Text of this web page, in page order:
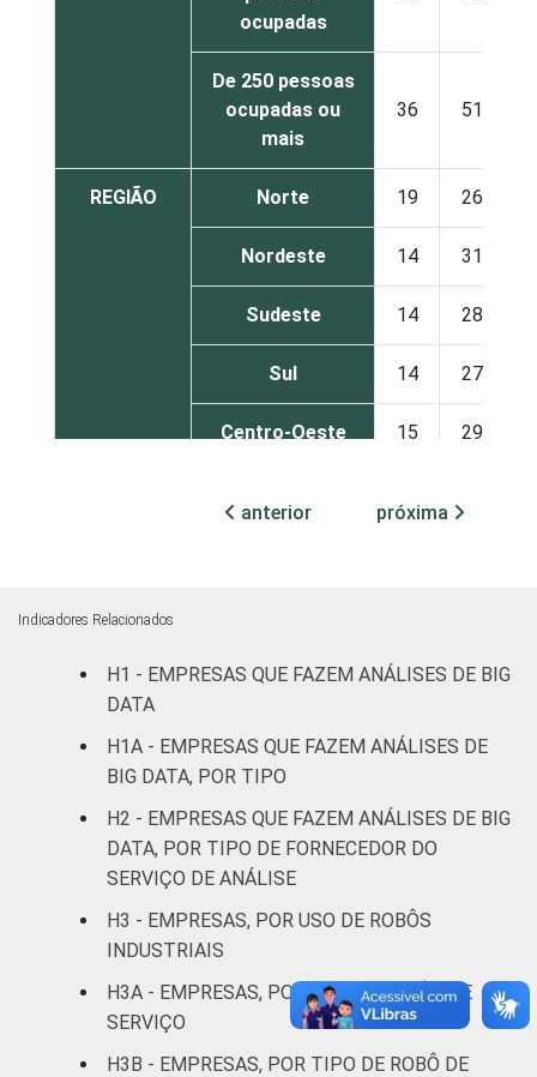
ocupadas
De 250 pessoas
ocupadas ou
mais
36 51
REGIÃO Norte 19 26
Nordeste 14 31
Sudeste 14 28
Sul 14 27
Centro-Oeste 15 29
transformação
14 24
reparação de
motocicletas
Transporte,
armazenagem e
correio
16
Alojamento e
Informação e
37 42
anterior próxima
Indicadores Relacionados
H1 - EMPRESAS QUE FAZEM ANÁLISES DE BIG
DATA
H1A - EMPRESAS QUE FAZEM ANÁLISES DE
BIG DATA, POR TIPO
H2 - EMPRESAS QUE FAZEM ANÁLISES DE BIG
DATA, POR TIPO DE FORNECEDOR DO
SERVIÇO DE ANÁLISE
H3 - EMPRESAS, POR USO DE ROBÔS
INDUSTRIAIS
H3A - EMPRESAS, POR USO DE ROBÔS DE
SERVIÇO
H3B - EMPRESAS, POR TIPO DE ROBÔ DE